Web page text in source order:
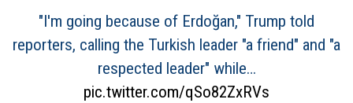
"I'm going because of Erdoğan," Trump told
reporters, calling the Turkish leader "a friend" and "a
respected leader" while…
pic.twitter.com/qSo82ZxRVs